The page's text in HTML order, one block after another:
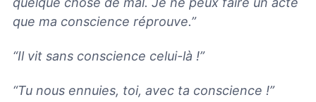
que ma conscience réprouve.”
“Il vit sans conscience celui-là !”
“Tu nous ennuies, toi, avec ta conscience !”